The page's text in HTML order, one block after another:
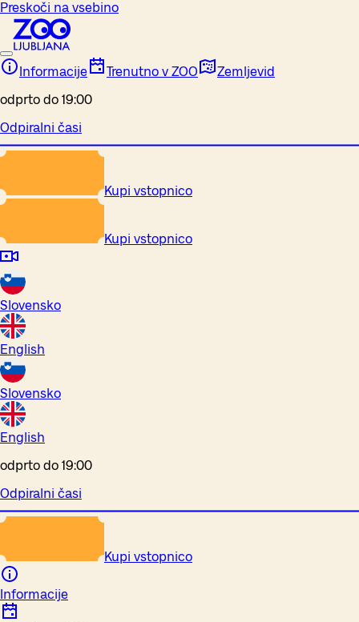
Preskoči na vsebino
Informacije Trenutno v ZOO
Zemljevid
odprto do 19:00
Odpiralni časi
Kupi vstopnico
Kupi vstopnico
Slovensko
English
Slovensko
English
odprto do 19:00
Odpiralni časi
Kupi vstopnico
Informacije